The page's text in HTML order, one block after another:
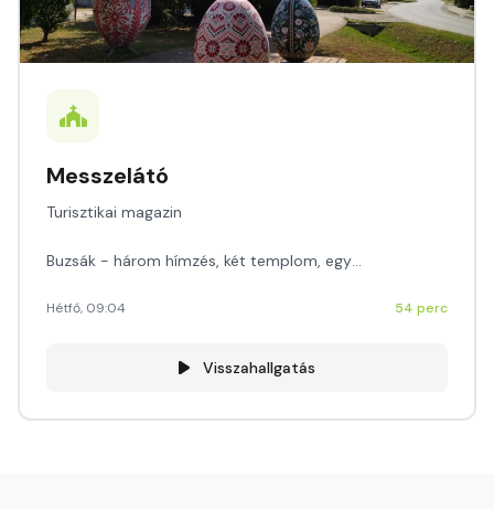
Messzelátó
Turisztikai magazin
Buzsák - három hímzés, két templom, egy
Szerkesztő: Szentirmai Ágnes
Hétfő, 09:04 54 perc
Visszahallgatás